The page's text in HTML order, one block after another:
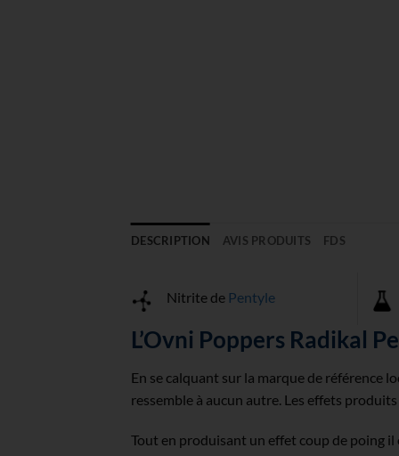
DESCRIPTION AVIS PRODUITS FDS
Nitrite de Pentyle
L’Ovni Poppers Radikal
En se calquant sur la marque de référence
ressemble à aucun autre. Les effets
Tout en produisant un effet coup de poing